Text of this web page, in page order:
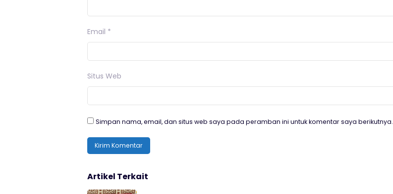
Email *
Situs Web
Simpan nama, email, dan situs web saya pada peramban ini untuk komentar saya berikutnya.
Artikel Terkait